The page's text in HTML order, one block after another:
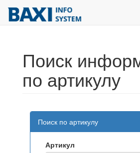
Поиск
по артикулу
Поиск по артикулу
Артикул